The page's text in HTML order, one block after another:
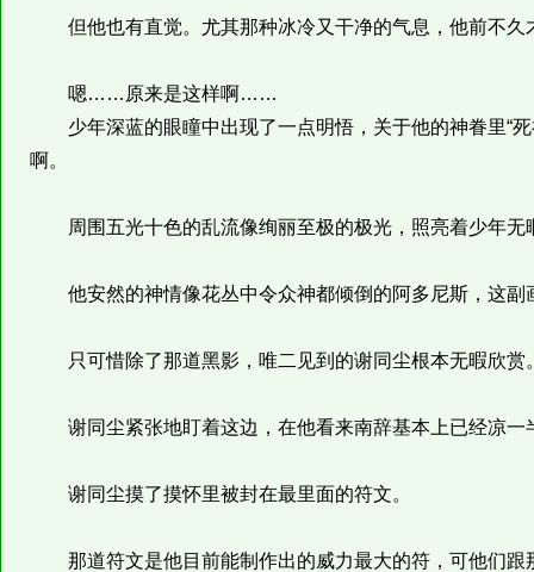
但他也有直觉。尤其那种冰冷又干净的气息，他前不久
嗯……原来是这样啊……
少年深蓝的眼瞳中出现了一点明悟，关于他的神眷里“死
啊。
周围五光十色的乱流像绚丽至极的极光，照亮着少年无
他安然的神情像花丛中令众神都倾倒的阿多尼斯，这副
只可惜除了那道黑影，唯二见到的谢同尘根本无暇欣赏
谢同尘紧张地盯着这边，在他看来南辞基本上已经凉一
谢同尘摸了摸怀里被封在最里面的符文。
那道符文是他目前能制作出的威力最大的符，可他们跟